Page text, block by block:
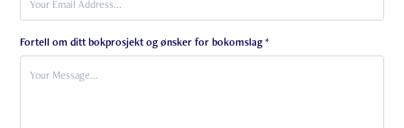
Fortell om ditt bokprosjekt og ønsker for bokomslag *